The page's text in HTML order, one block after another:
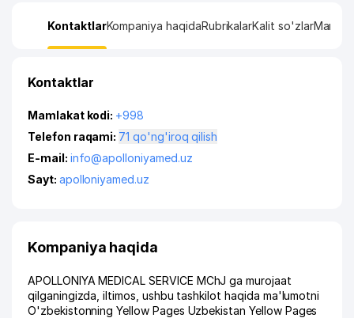
KontaktlarKompaniya haqidaRubrikalarKalit so'zlarManzil
Kontaktlar
Mamlakat kodi: +998
Telefon raqami:
71 qo'ng'iroq qilish
E-mail: info@apolloniyamed.uz
Sayt: apolloniyamed.uz
Kompaniya haqida
APOLLONIYA MEDICAL SERVICE MChJ ga murojaat
qilganingizda, iltimos, ushbu tashkilot haqida ma'lumotni
O'zbekistonning Yellow Pages Uzbekistan Yellow Pages